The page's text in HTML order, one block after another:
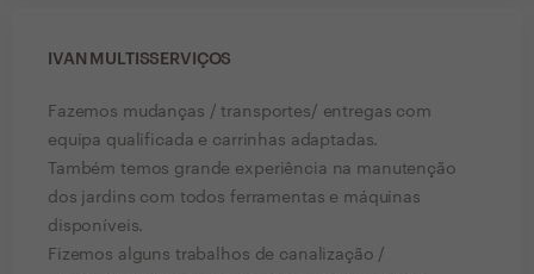
IVAN MULTISSERVIÇOS
Fazemos mudanças / transportes/ entregas com
equipa qualificada e carrinhas adaptadas.
Também temos grande experiência na manutenção
dos jardins com todos ferramentas e máquinas
disponíveis.
Fizemos alguns trabalhos de canalização /